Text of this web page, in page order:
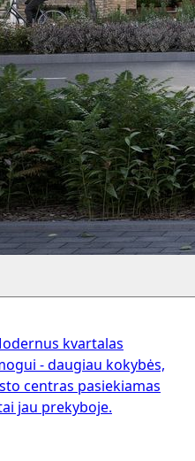
kvartalas
- daugiau kokybės,
centras pasiekiamas
jau prekyboje.